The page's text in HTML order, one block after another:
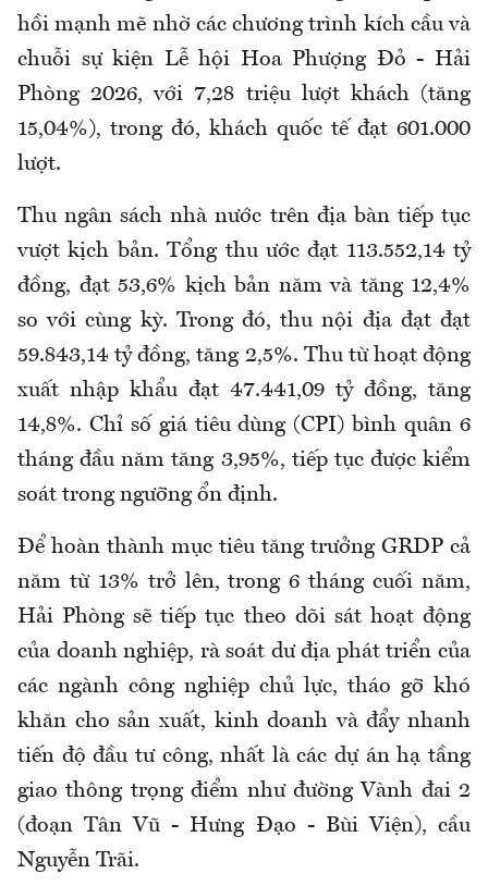
hồi mạnh mẽ nhờ các chương trình kích cầu và
chuỗi sự kiện Lễ hội Hoa Phượng Đỏ - Hải
Phòng 2026, với 7,28 triệu lượt khách (tăng
15,04%), trong đó, khách quốc tế đạt 601.000
lượt.
Thu ngân sách nhà nước trên địa bàn tiếp tục
vượt kịch bản. Tổng thu ước đạt 113.552,14 tỷ
đồng, đạt 53,6% kịch bản năm và tăng 12,4%
so với cùng kỳ. Trong đó, thu nội địa đạt đạt
59.843,14 tỷ đồng, tăng 2,5%. Thu từ hoạt động
xuất nhập khẩu đạt 47.441,09 tỷ đồng, tăng
14,8%. Chỉ số giá tiêu dùng (CPI) bình quân 6
tháng đầu năm tăng 3,95%, tiếp tục được kiểm
soát trong ngưỡng ổn định.
Để hoàn thành mục tiêu tăng trưởng GRDP cả
năm từ 13% trở lên, trong 6 tháng cuối năm,
Hải Phòng sẽ tiếp tục theo dõi sát hoạt động
của doanh nghiệp, rà soát dư địa phát triển của
các ngành công nghiệp chủ lực, tháo gỡ khó
khăn cho sản xuất, kinh doanh và đẩy nhanh
tiến độ đầu tư công, nhất là các dự án hạ tầng
giao thông trọng điểm như đường Vành đai 2
(đoạn Tân Vũ - Hưng Đạo - Bùi Viện), cầu
Nguyễn Trãi.